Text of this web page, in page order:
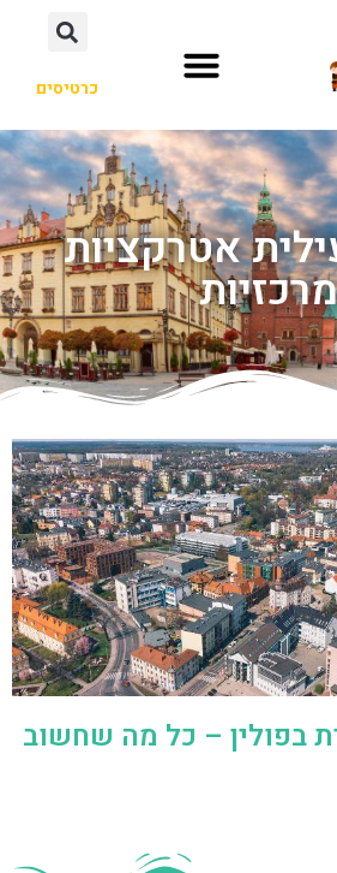
כרטיסים
אטרקציות
מרכזיות
בפולין – כל מה שחשוב